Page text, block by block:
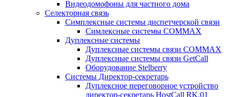
Видеодомофоны для частного дома
Селекторная связь
Симплексные системы диспетчерской связи
Симлексные системы COMMAX
Дуплексные системы
Дуплексные системы связи COMMAX
Дуплексные системы связи GetCall
Оборудование Stelberry
Системы Директор-секретарь
Дуплексное переговорное устройство
директор-секретарь HostCall RK.01